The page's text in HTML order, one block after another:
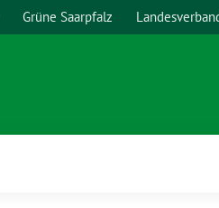
Grüne Saarpfalz